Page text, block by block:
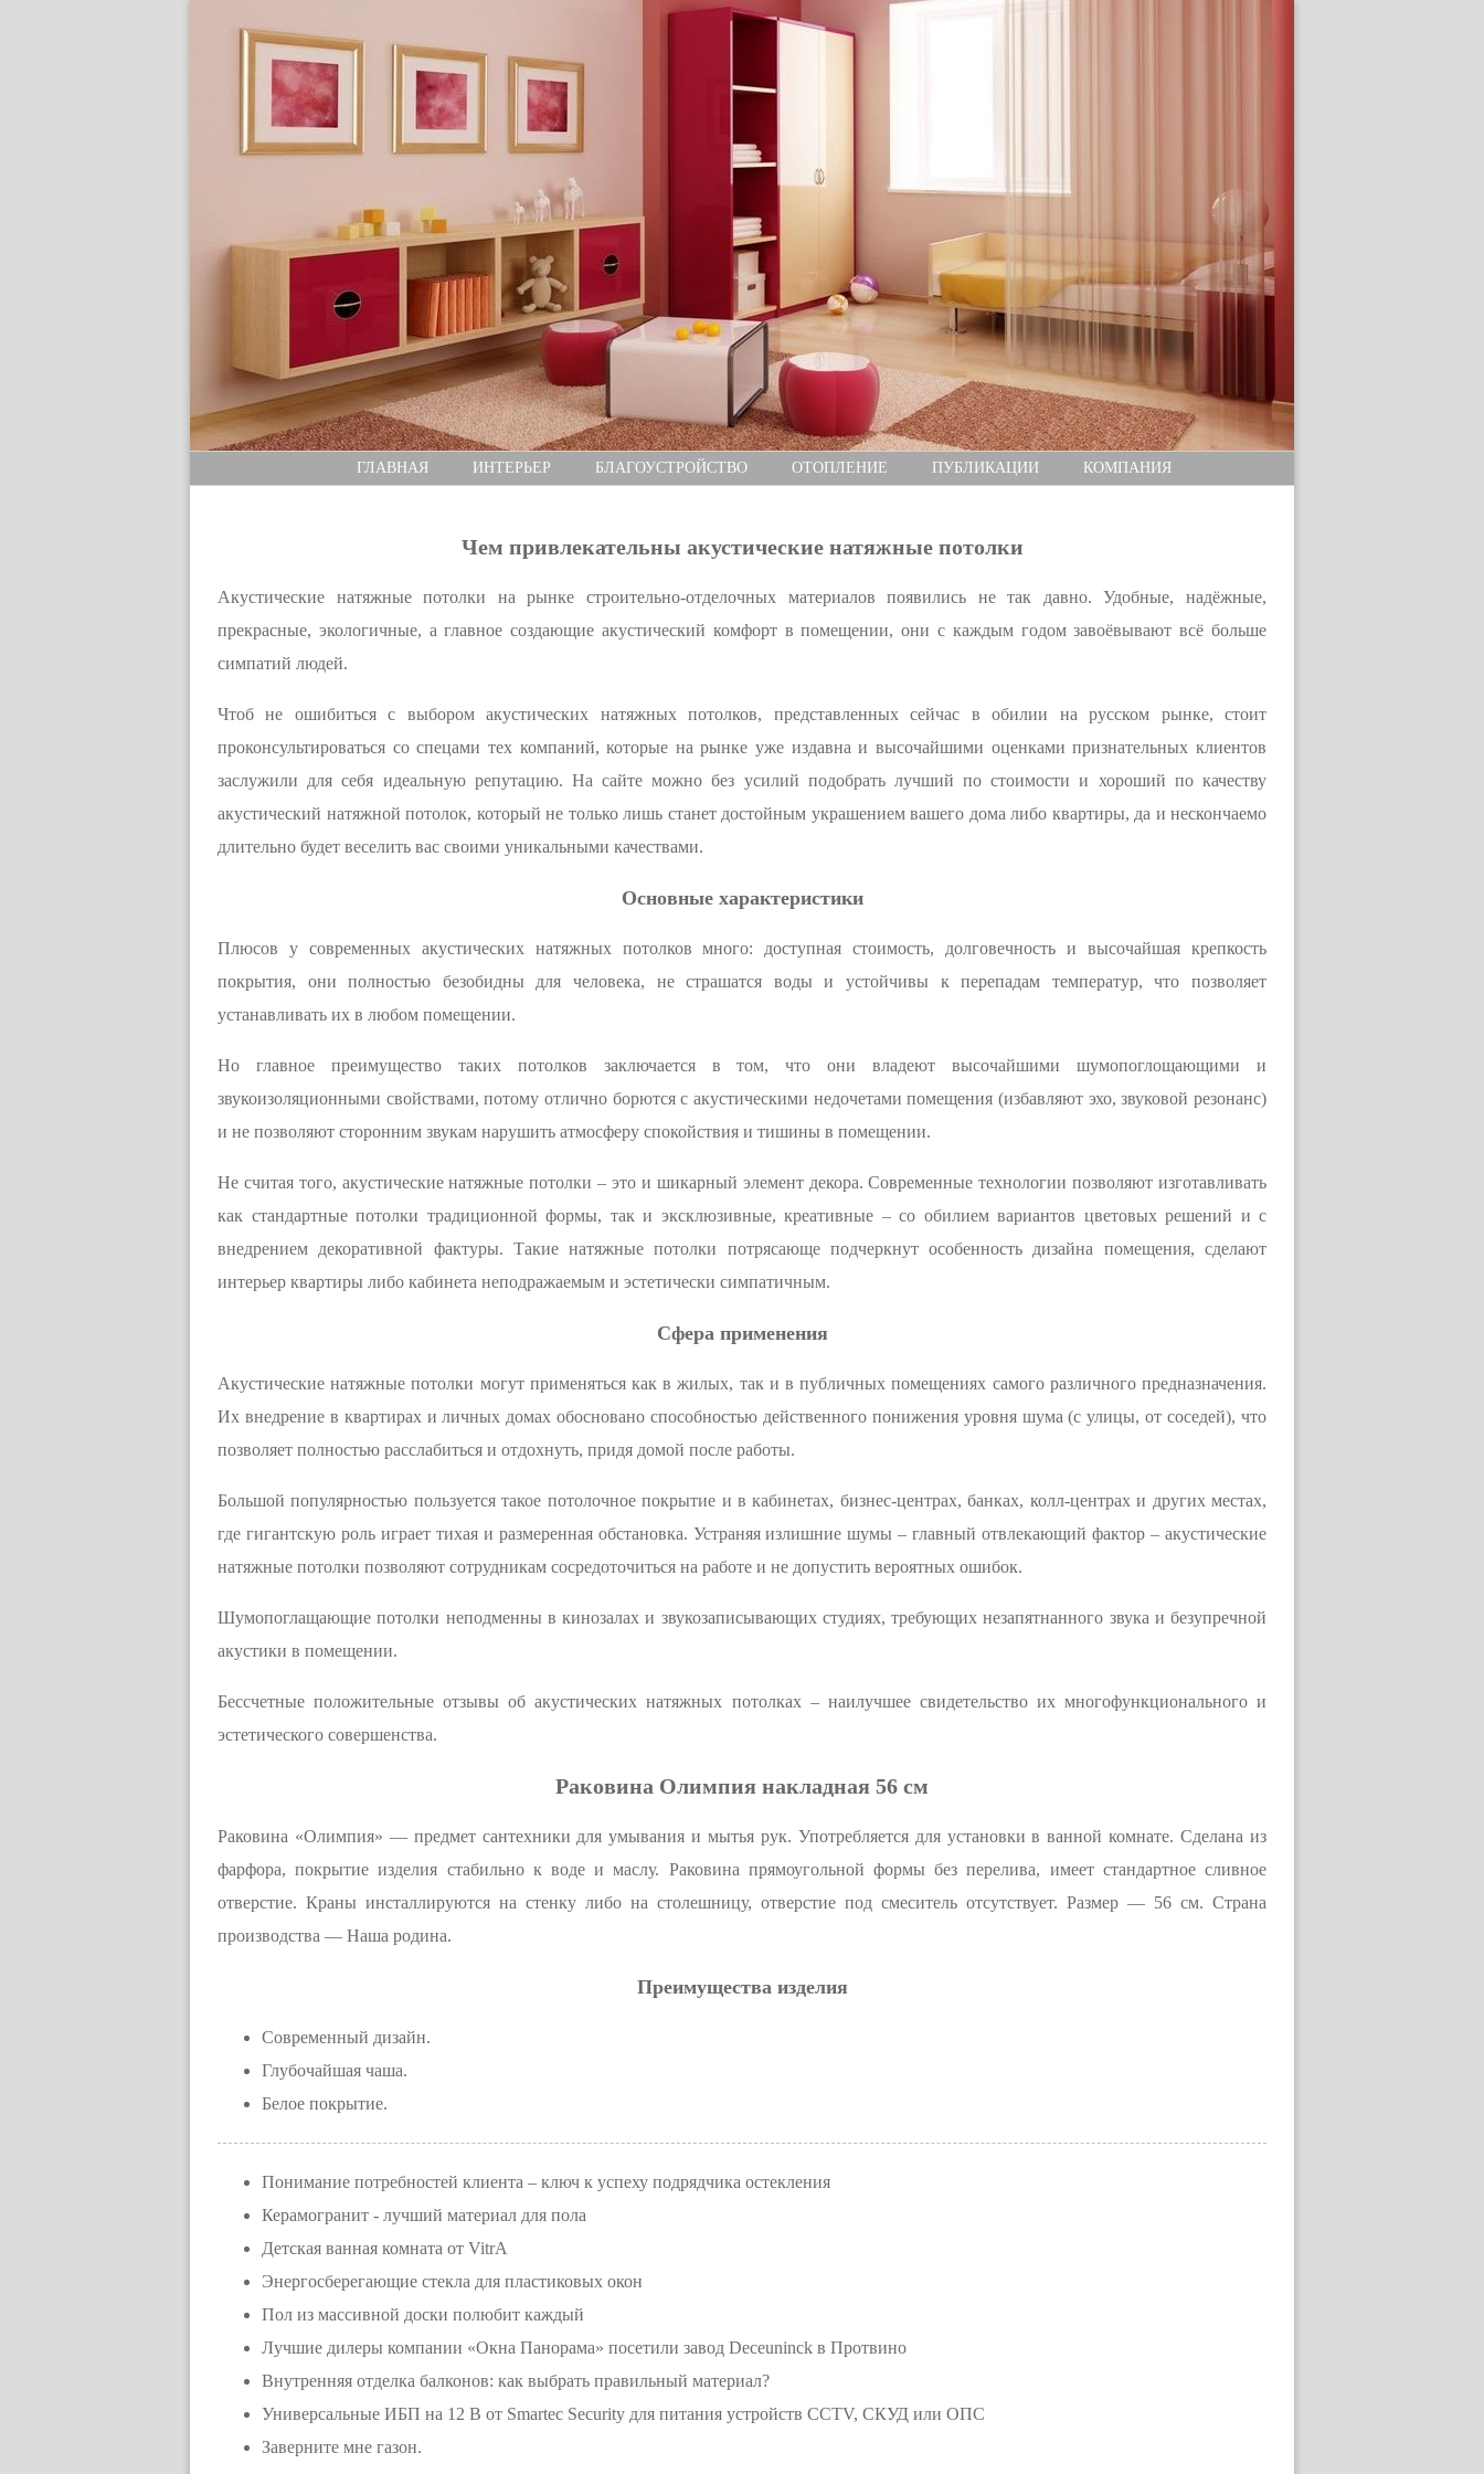
ГЛАВНАЯ ИНТЕРЬЕР БЛАГОУСТРОЙСТВО ОТОПЛЕНИЕ ПУБЛИКАЦИИ КОМПАНИЯ
Чем привлекательны акустические натяжные потолки
Акустические натяжные потолки на рынке строительно-отделочных материалов появились не так давно. Удобные, надёжные,
прекрасные, экологичные, а главное создающие акустический комфорт в помещении, они с каждым годом завоёвывают всё больше
симпатий людей.
Чтоб не ошибиться с выбором акустических натяжных потолков, представленных сейчас в обилии на русском рынке, стоит
проконсультироваться со спецами тех компаний, которые на рынке уже издавна и высочайшими оценками признательных клиентов
заслужили для себя идеальную репутацию. На сайте можно без усилий подобрать лучший по стоимости и хороший по качеству
акустический натяжной потолок, который не только лишь станет достойным украшением вашего дома либо квартиры, да и нескончаемо
длительно будет веселить вас своими уникальными качествами.
Основные характеристики
Плюсов у современных акустических натяжных потолков много: доступная стоимость, долговечность и высочайшая крепкость
покрытия, они полностью безобидны для человека, не страшатся воды и устойчивы к перепадам температур, что позволяет
устанавливать их в любом помещении.
Но главное преимущество таких потолков заключается в том, что они владеют высочайшими шумопоглощающими и
звукоизоляционными свойствами, потому отлично борются с акустическими недочетами помещения (избавляют эхо, звуковой резонанс)
и не позволяют сторонним звукам нарушить атмосферу спокойствия и тишины в помещении.
Не считая того, акустические натяжные потолки – это и шикарный элемент декора. Современные технологии позволяют изготавливать
как стандартные потолки традиционной формы, так и эксклюзивные, креативные – со обилием вариантов цветовых решений и с
внедрением декоративной фактуры. Такие натяжные потолки потрясающе подчеркнут особенность дизайна помещения, сделают
интерьер квартиры либо кабинета неподражаемым и эстетически симпатичным.
Сфера применения
Акустические натяжные потолки могут применяться как в жилых, так и в публичных помещениях самого различного предназначения.
Их внедрение в квартирах и личных домах обосновано способностью действенного понижения уровня шума (с улицы, от соседей), что
позволяет полностью расслабиться и отдохнуть, придя домой после работы.
Большой популярностью пользуется такое потолочное покрытие и в кабинетах, бизнес-центрах, банках, колл-центрах и других местах,
где гигантскую роль играет тихая и размеренная обстановка. Устраняя излишние шумы – главный отвлекающий фактор – акустические
натяжные потолки позволяют сотрудникам сосредоточиться на работе и не допустить вероятных ошибок.
Шумопоглащающие потолки неподменны в кинозалах и звукозаписывающих студиях, требующих незапятнанного звука и безупречной
акустики в помещении.
Бессчетные положительные отзывы об акустических натяжных потолках – наилучшее свидетельство их многофункционального и
эстетического совершенства.
Раковина Олимпия накладная 56 см
Раковина «Олимпия» — предмет сантехники для умывания и мытья рук. Употребляется для установки в ванной комнате. Сделана из
фарфора, покрытие изделия стабильно к воде и маслу. Раковина прямоугольной формы без перелива, имеет стандартное сливное
отверстие. Краны инсталлируются на стенку либо на столешницу, отверстие под смеситель отсутствует. Размер — 56 см. Страна
производства — Наша родина.
Преимущества изделия
Современный дизайн.
Глубочайшая чаша.
Белое покрытие.
Понимание потребностей клиента – ключ к успеху подрядчика остекления
Керамогранит - лучший материал для пола
Детская ванная комната от VitrA
Энергосберегающие стекла для пластиковых окон
Пол из массивной доски полюбит каждый
Лучшие дилеры компании «Окна Панорама» посетили завод Deceuninck в Протвино
Внутренняя отделка балконов: как выбрать правильный материал?
Универсальные ИБП на 12 В от Smartec Security для питания устройств CCTV, СКУД или ОПС
Заверните мне газон.